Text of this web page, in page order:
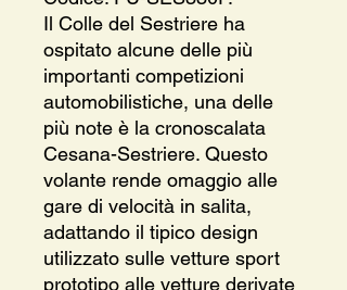
Il Colle del Sestriere ha
ospitato alcune delle più
importanti competizioni
automobilistiche, una delle
più note è la cronoscalata
Cesana-Sestriere. Questo
volante rende omaggio alle
gare di velocità in salita,
adattando il tipico design
utilizzato sulle vetture sport
prototipo alle vetture derivate